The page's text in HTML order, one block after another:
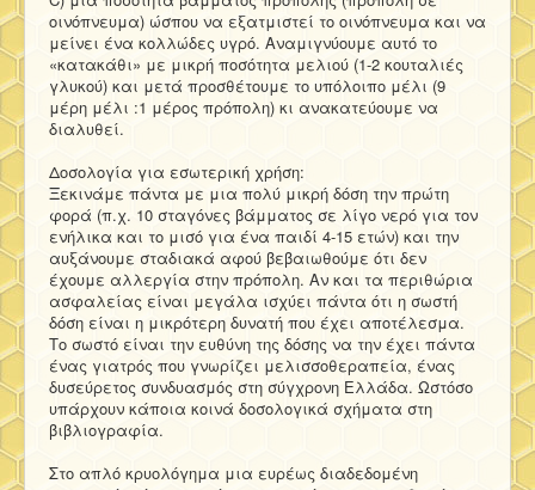
οινόπνευμα) ώσπου να εξατμιστεί το οινόπνευμα και να
μείνει ένα κολλώδες υγρό. Αναμιγνύουμε αυτό το
«κατακάθι» με μικρή ποσότητα μελιού (1-2 κουταλιές
γλυκού) και μετά προσθέτουμε το υπόλοιπο μέλι (9
μέρη μέλι :1 μέρος πρόπολη) κι ανακατεύουμε να
διαλυθεί.
Δοσολογία για εσωτερική χρήση:
Ξεκινάμε πάντα με μια πολύ μικρή δόση την πρώτη
φορά (π.χ. 10 σταγόνες βάμματος σε λίγο νερό για τον
ενήλικα και το μισό για ένα παιδί 4-15 ετών) και την
αυξάνουμε σταδιακά αφού βεβαιωθούμε ότι δεν
έχουμε αλλεργία στην πρόπολη. Αν και τα περιθώρια
ασφαλείας είναι μεγάλα ισχύει πάντα ότι η σωστή
δόση είναι η μικρότερη δυνατή που έχει αποτέλεσμα.
Το σωστό είναι την ευθύνη της δόσης να την έχει πάντα
ένας γιατρός που γνωρίζει μελισσοθεραπεία, ένας
δυσεύρετος συνδυασμός στη σύγχρονη Ελλάδα. Ωστόσο
υπάρχουν κάποια κοινά δοσολογικά σχήματα στη
βιβλιογραφία.
Στο απλό κρυολόγημα μια ευρέως διαδεδομένη